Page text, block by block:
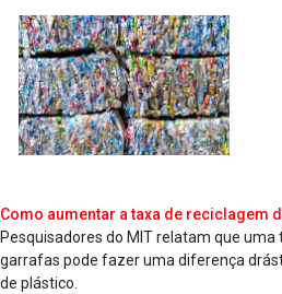
Como aumentar a taxa de reciclagem
Pesquisadores do MIT relatam que
garrafas pode fazer uma diferença
de plástico.